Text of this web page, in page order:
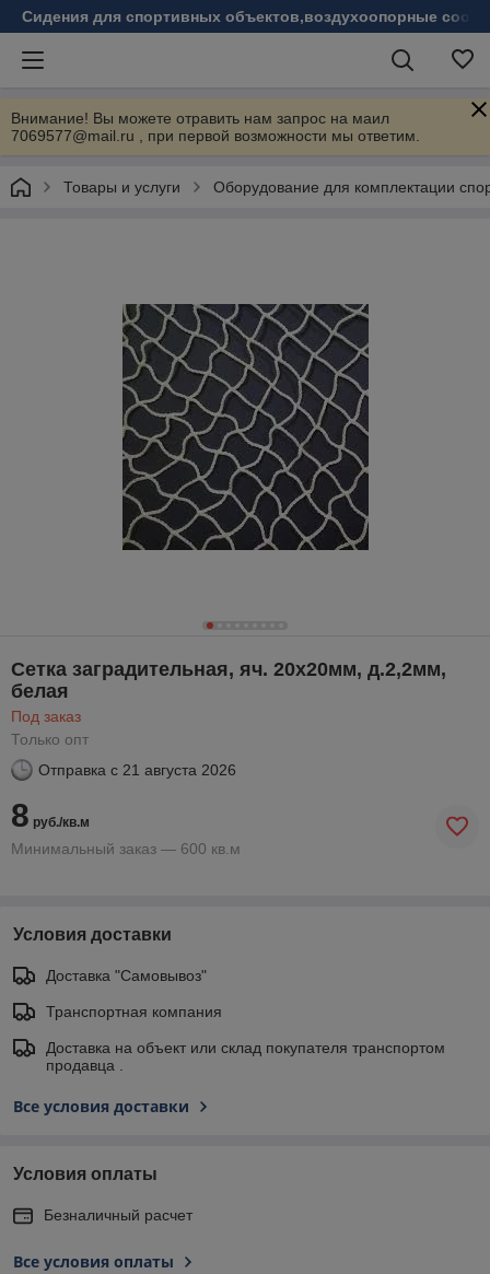
Сидения для спортивных объектов,воздухоопорные
Внимание! Вы можете отравить нам запрос на маил
7069577@mail.ru , при первой возможности мы ответим.
Товары и услуги Оборудование для комплектации
Сетка заградительная, яч. 20х20мм, д.2,2мм,
белая
Под заказ
Только опт
Отправка с 21 августа 2026
8 руб./кв.м
Минимальный заказ — 600 кв.м
Условия доставки
Доставка "Самовывоз"
Транспортная компания
Доставка на объект или склад покупателя транспортом
продавца .
Все условия доставки
Условия оплаты
Безналичный расчет
Все условия оплаты